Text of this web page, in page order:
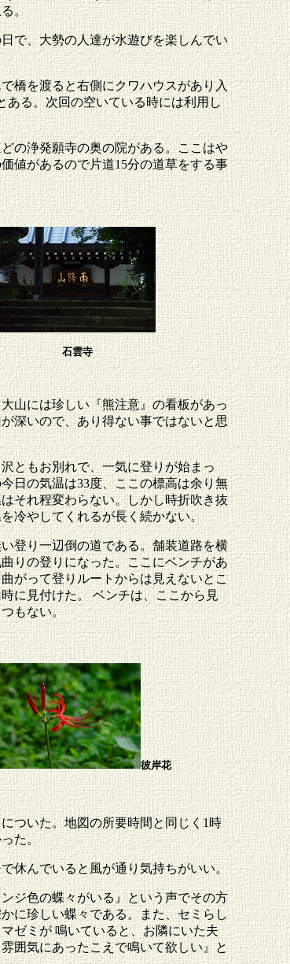
。
で、大勢の人達が水遊びを楽しんでい
橋を渡ると右側にクワハウスがあり入
ある。次回の空いている時には利用し
の浄発願寺の奥の院がある。ここはや
値があるので片道15分の道草をする事
石雲寺
山には珍しい『熊注意』の看板があっ
深いので、あり得ない事ではないと思
ともお別れで、一気に登りが始まっ
日の気温は33度、ここの標高は余り無
それ程変わらない。しかし時折吹き抜
冷やしてくれるが長く続かない。
登り一辺倒の道である。舗装道路を横
りの登りになった。ここにベンチがあ
がって登りルートからは見えないとこ
に見付けた。 ベンチは、ここから見
もない。
彼岸花
ついた。地図の所要時間と同じく1時
た。
休んでいると風が通り気持ちがいい。
ジ色の蝶々がいる』という声でその方
に珍しい蝶々である。また、セミらし
ゼミが 鳴いていると、お隣にいた夫
囲気にあったこえで鳴いて欲しい』と